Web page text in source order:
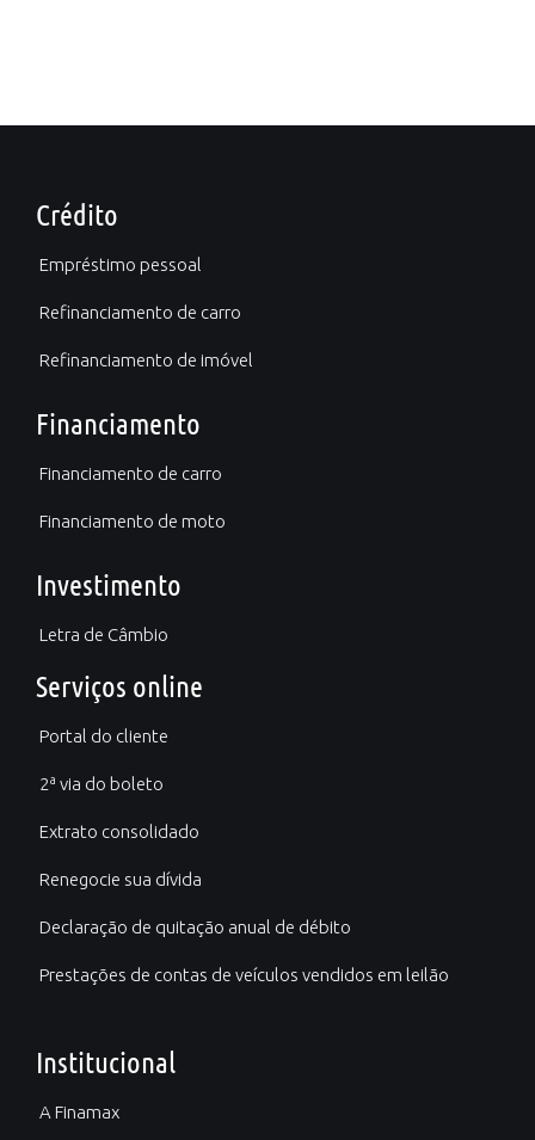
Crédito
Empréstimo pessoal
Refinanciamento de carro
Refinanciamento de imóvel
Financiamento
Financiamento de carro
Financiamento de moto
Investimento
Letra de Câmbio
Serviços online
Portal do cliente
2ª via do boleto
Extrato consolidado
Renegocie sua dívida
Declaração de quitação anual de débito
Prestações de contas de veículos vendidos em leilão
Institucional
A Finamax